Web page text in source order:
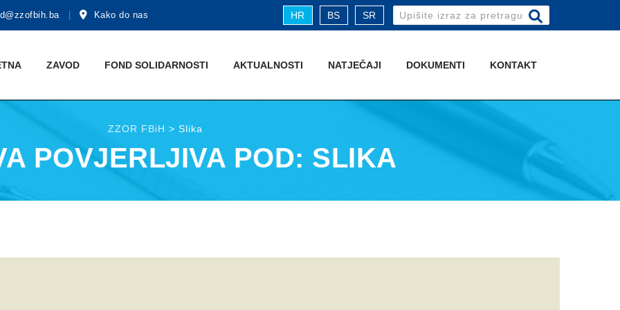
Kako do nas HR BS SR
Search
for:
ZAVOD FOND SOLIDARNOSTI AKTUALNOSTI NATJEČAJI DOKUMENTI KONTAKT
ZZOR FBiH > Slika
POVJERLJIVA POD: SLIKA